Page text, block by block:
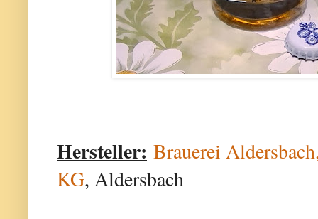
Hersteller: Brauerei
KG, Aldersbach